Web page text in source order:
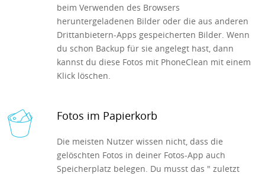
beim Verwenden des Browsers
heruntergeladenen Bilder oder die aus anderen
Drittanbietern-Apps gespeicherten Bilder. Wenn
du schon Backup für sie angelegt hast, dann
kannst du diese Fotos mit PhoneClean mit einem
Klick löschen.
Fotos im Papierkorb
Die meisten Nutzer wissen nicht, dass die
gelöschten Fotos in deiner Fotos-App auch
Speicherplatz belegen. Du musst das " zuletzt